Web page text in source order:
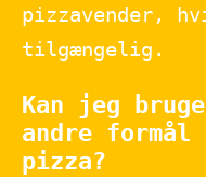
pizzavender,
tilgængelig.
Kan jeg
andre formål
pizza?